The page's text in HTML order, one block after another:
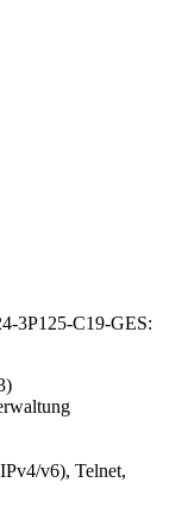
3P125-C19-GES:
v6), Telnet,